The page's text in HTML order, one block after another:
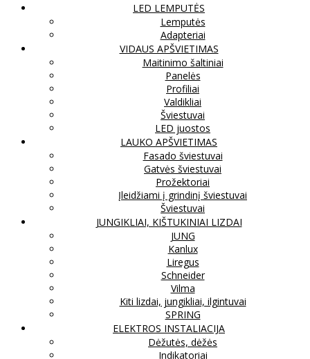
LED LEMPUTĖS
Lemputės
Adapteriai
VIDAUS APŠVIETIMAS
Maitinimo šaltiniai
Panelės
Profiliai
Valdikliai
Šviestuvai
LED juostos
LAUKO APŠVIETIMAS
Fasado šviestuvai
Gatvės šviestuvai
Prožektoriai
Įleidžiami į grindinį šviestuvai
Šviestuvai
JUNGIKLIAI, KIŠTUKINIAI LIZDAI
JUNG
Kanlux
Liregus
Schneider
Vilma
Kiti lizdai, jungikliai, ilgintuvai
SPRING
ELEKTROS INSTALIACIJA
Dėžutės, dėžės
Indikatoriai